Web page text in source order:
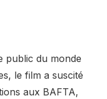
public du monde
le film a suscité
aux BAFTA,